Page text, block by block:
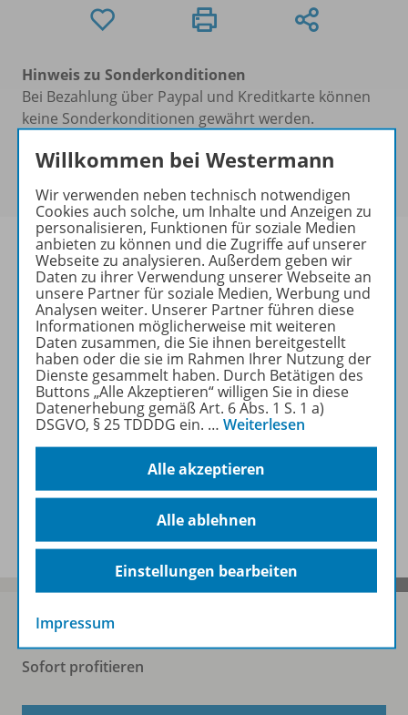
Hinweis zu Sonderkonditionen
Bei Bezahlung über Paypal und Kreditkarte können
keine Sonderkonditionen gewährt werden.
Um den für Sie gültigen Preis zu sehen,melden Sie
Informationen
Weitere Inhalte der Ausgabe
Ergänzende Materialien
Sofort profitieren
Willkommen bei Westermann
Wir verwenden neben technisch notwendigen
Cookies auch solche, um Inhalte und Anzeigen zu
personalisieren, Funktionen für soziale Medien
anbieten zu können und die Zugriffe auf unserer
Webseite zu analysieren. Außerdem geben wir
Daten zu ihrer Verwendung unserer Webseite an
unsere Partner für soziale Medien, Werbung und
Analysen weiter. Unserer Partner führen diese
Informationen möglicherweise mit weiteren
Daten zusammen, die Sie ihnen bereitgestellt
haben oder die sie im Rahmen Ihrer Nutzung der
Dienste gesammelt haben. Durch Betätigen des
Buttons „Alle Akzeptieren“ willigen Sie in diese
Datenerhebung gemäß Art. 6 Abs. 1 S. 1 a)
DSGVO, § 25 TDDDG ein. … Weiterlesen
Alle akzeptieren
Alle ablehnen
Einstellungen bearbeiten
Impressum